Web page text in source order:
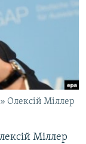
Олексій Міллер
Міллер